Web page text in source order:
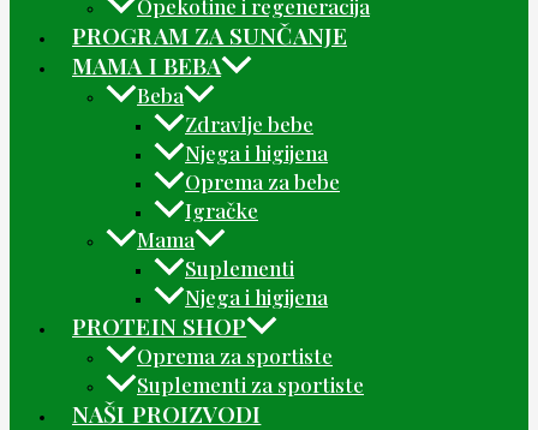
Opekotine i regeneracija
PROGRAM ZA SUNČANJE
MAMA I BEBA
Beba
Zdravlje bebe
Njega i higijena
Oprema za bebe
Igračke
Mama
Suplementi
Njega i higijena
PROTEIN SHOP
Oprema za sportiste
Suplementi za sportiste
NAŠI PROIZVODI